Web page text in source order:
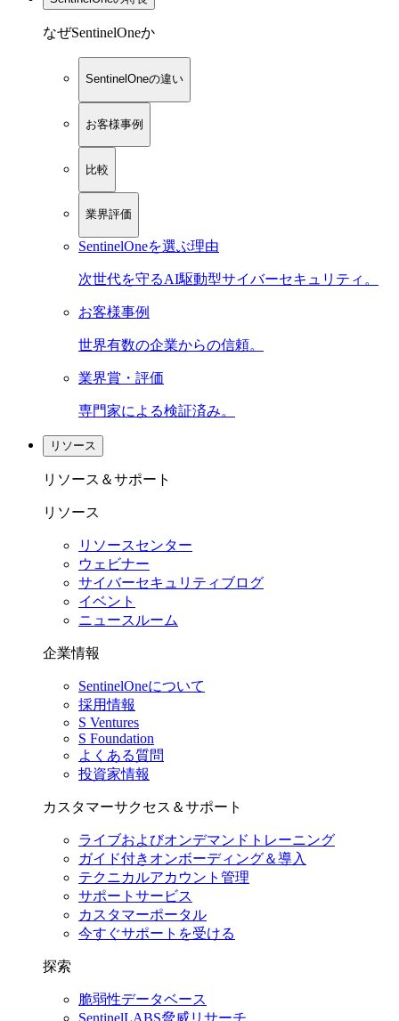
なぜSentinelOneか
SentinelOneの違い
お客様事例
比較
業界評価
SentinelOneを選ぶ理由
次世代を守るAI駆動型サイバーセキュリティ。
お客様事例
世界有数の企業からの信頼。
業界賞・評価
専門家による検証済み。
リソース
リソース＆サポート
リソース
リソースセンター
ウェビナー
サイバーセキュリティブログ
イベント
ニュースルーム
企業情報
SentinelOneについて
採用情報
S Ventures
S Foundation
よくある質問
投資家情報
カスタマーサクセス＆サポート
ライブおよびオンデマンドトレーニング
ガイド付きオンボーディング＆導入
テクニカルアカウント管理
サポートサービス
カスタマーポータル
今すぐサポートを受ける
探索
脆弱性データベース
SentinelLABS脅威リサーチ